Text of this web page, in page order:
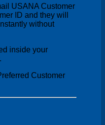
USANA Customer
ID and they will
without
inside your
Customer